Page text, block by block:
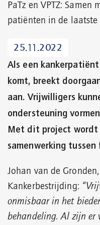
PaTz en VPTZ: Samen
patiënten in de laatste
25.11.2022
Als een
komt, breekt
aan. Vrijwilligers
ondersteuning
Met dit project
samenwerking
Johan van de
Kankerbestrijding:
onmisbaar in het
behandeling. Al zijn er